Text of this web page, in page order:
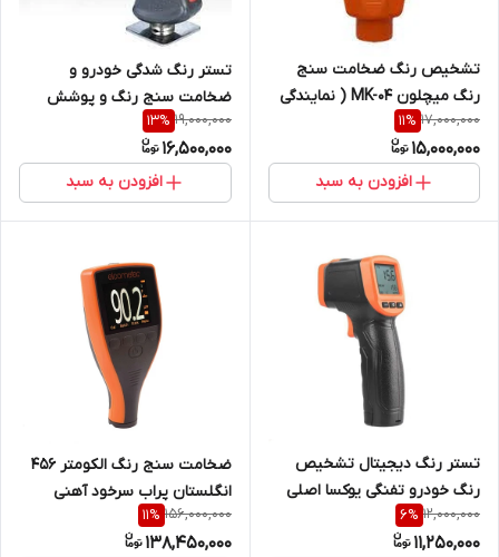
تشخیص رنگ ضخامت سنج
رنگ میچلون MK-04 ( نمایندگی
اصلی جوش آزما تجهیز )
17,000,000
11%
15,000,000
افزودن به سبد
تستر رنگ شدگی خودرو و
ضخامت سنج رنگ و پوشش
نمایندگی اصلی جوش آزما
19,000,000
13%
16,500,000
افزودن به سبد
تستر رنگ دیجیتال تشخیص
رنگ خودرو تفنگی یوکسا اصلی
EC-420 ( نمایندگی اصلی جوش
آزما تجهیز 09120741826 )
12,000,000
6%
11,250,000
ضخامت سنج رنگ الکومتر 456
انگلستان پراب سرخود آهنی
156,000,000
11%
138,450,000